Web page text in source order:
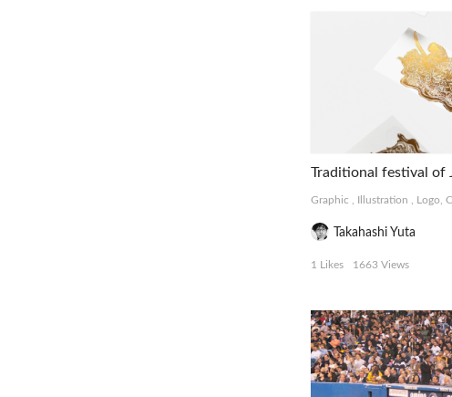
Traditional festival of
Graphic Illustration Logo,
Takahashi Yuta
1 Likes 1663 Views